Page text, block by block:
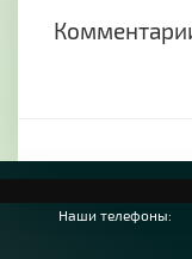
Наши телефоны: